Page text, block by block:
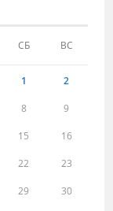
СБ ВС
1 2
8 9
15 16
22 23
29 30